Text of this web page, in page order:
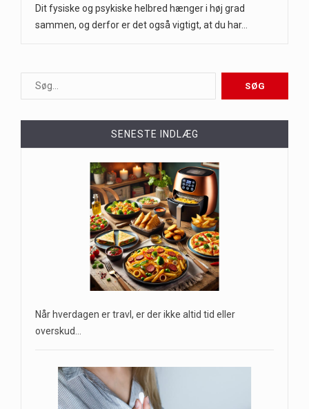
Dit fysiske og psykiske helbred hænger i høj grad
sammen, og derfor er det også vigtigt, at du har…
SENESTE INDLÆG
Når hverdagen er travl, er der ikke altid tid eller
overskud…